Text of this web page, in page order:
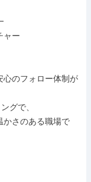
ャー
心のフォロー体制が
グで、
かさのある職場で